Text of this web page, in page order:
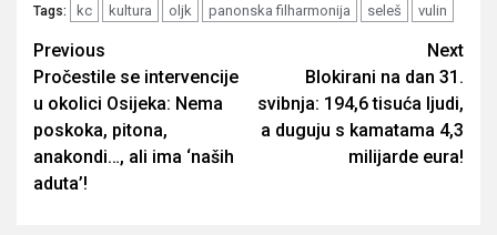
Tags: kc kultura oljk panonska filharmonija seleš vulin
Post
navigation
Previous
Pročestile se intervencije
u okolici Osijeka: Nema
poskoka, pitona,
anakondi…, ali ima ‘naših
aduta’!
Next
Blokirani na dan 31.
svibnja: 194,6 tisuća ljudi,
a duguju s kamatama 4,3
milijarde eura!